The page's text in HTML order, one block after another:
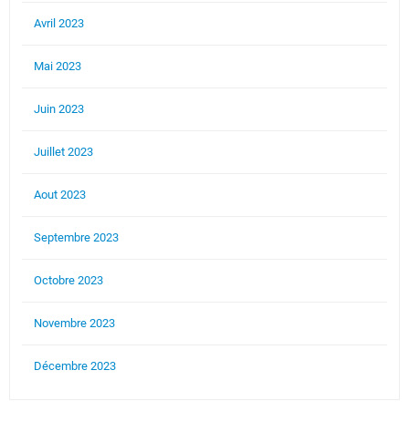
Avril 2023
Mai 2023
Juin 2023
Juillet 2023
Aout 2023
Septembre 2023
Octobre 2023
Novembre 2023
Décembre 2023